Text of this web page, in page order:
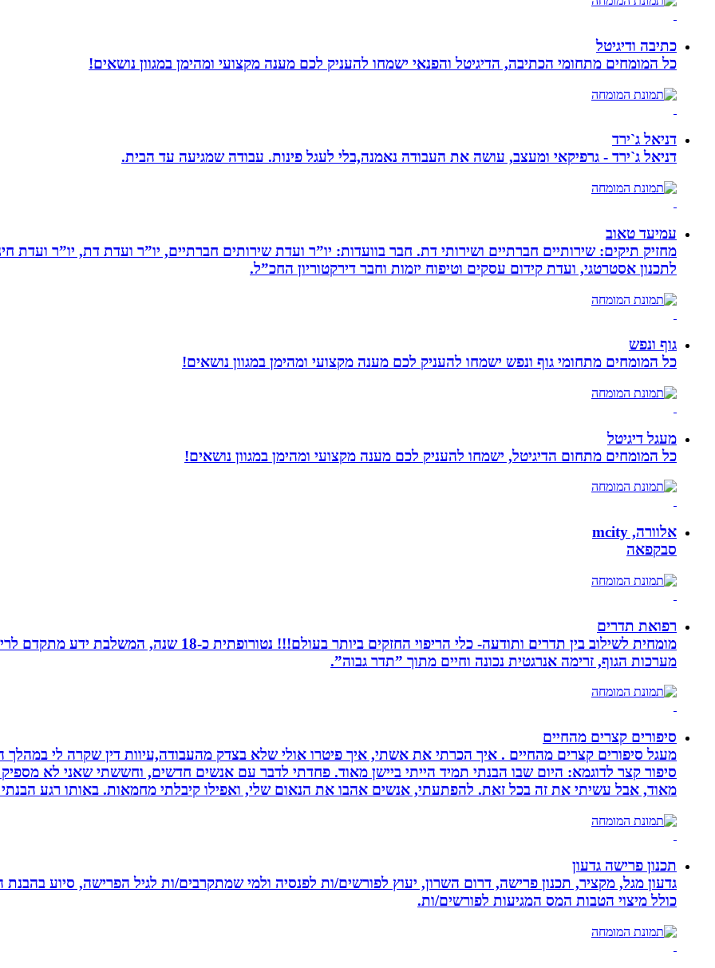
כתיבה ודיגיטל
כל המומחים מתחומי הכתיבה, הדיגיטל והפנאי ישמחו להעניק לכם מענה מקצועי ומהימן במגוון נושאים!
דניאל ג`ירד
דניאל ג`ירד - גרפיקאי ומעצב, עושה את העבודה נאמנה,בלי לעגל פינות. עבודה שמגיעה עד הבית.
עמיעד טאוב
מחזיק תיקים: שירותיים חברתיים ושירותי דת. חבר בוועדות: יו”ר ועדת שירותים חברתיים, יו”ר ועדת דת, יו”ר ועדת
לתכנון אסטרטגי, ועדת קידום עסקים וטיפוח יזמות וחבר דירקטוריון החכ”ל.
גוף ונפש
כל המומחים מתחומי גוף ונפש ישמחו להעניק לכם מענה מקצועי ומהימן במגוון נושאים!
מעגל דיגיטל
כל המומחים מתחום הדיגיטל, ישמחו להעניק לכם מענה מקצועי ומהימן במגוון נושאים!
אלוורה, mcity
סבקפאה
רפואת תדרים
מומחית לשילוב בין תדרים ותודעה- כלי הריפוי החזקים
מערכות הגוף, זרימה אנרגטית נכונה וחיים מתוך ”תדר גבוה”.
סיפורים קצרים מהחיים
מעגל סיפורים קצרים מהחיים . איך הכרתי את אשתי, איך פיטרו אולי שלא בצדק מהעבודה,עיוות דין שקרה לי
סיפור קצר לדוגמא: היום שבו הבנתי תמיד הייתי ביישן מאוד. פחדתי לדבר עם אנשים חדשים, וחששתי שאני לא
מאוד, אבל עשיתי את זה בכל זאת. להפתעתי, אנשים אהבו את הנאום שלי, ואפילו קיבלתי מחמאות. באותו רגע
תכנון פרישה גדעון
גדעון מגל, מקציר, תכנון פרישה, דרום השרון, יעוץ לפורשים/ות לפנסיה ולמי שמתקרבים/ות לגיל הפרישה, סיוע
כולל מיצוי הטבות המס המגיעות לפורשים/ות.